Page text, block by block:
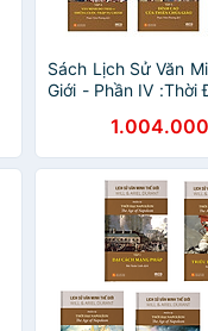
Sách Lịch Sử Văn
Giới - Phần IV :Thời